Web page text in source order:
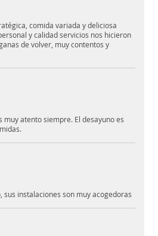
comida variada y deliciosa
y calidad servicios nos hicieron
de volver, muy contentos y
muy atento siempre. El desayuno es
instalaciones son muy acogedoras